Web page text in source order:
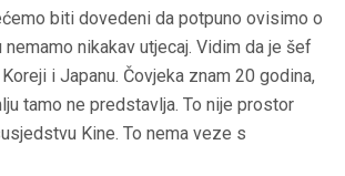
biti dovedeni da potpuno ovisimo o
nikakav utjecaj. Vidim da je šef
Koreji i Japanu. Čovjeka znam 20 godina,
tamo ne predstavlja. To nije prostor
Kine. To nema veze s